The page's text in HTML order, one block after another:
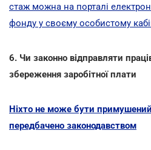
стаж можна на порталі
фонду у своєму особистому
6. Чи законно відправляти
збереження заробітної плати
Ніхто не може бути
передбачено законодавством